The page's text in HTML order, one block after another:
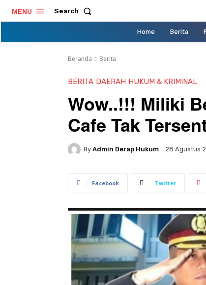
MENU Search
Home Berita
Beranda Berita
BERITA DAERAH HUKUM & KRIMINAL
Wow..!!! Miliki
Cafe Tak
By Admin Derap Hukum 28 Agustus
Facebook Twitter